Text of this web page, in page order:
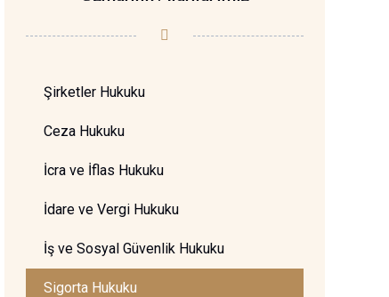
Şirketler Hukuku
Ceza Hukuku
İcra ve İflas Hukuku
İdare ve Vergi Hukuku
İş ve Sosyal Güvenlik Hukuku
Sigorta Hukuku